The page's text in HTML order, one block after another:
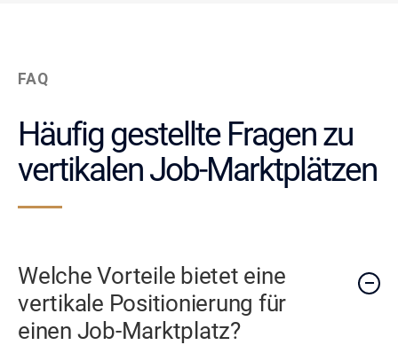
FAQ
Häufig gestellte Fragen zu
vertikalen Job-Marktplätzen
Welche Vorteile bietet eine
vertikale Positionierung für
einen Job-Marktplatz?